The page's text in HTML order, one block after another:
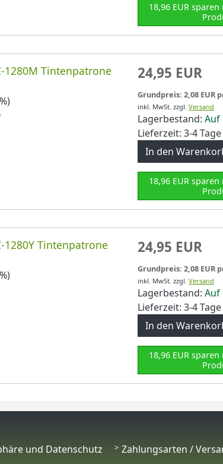
18,96 EUR
1280M Tintenpatrone
24,95 EUR
Grundpreis: 2,08 EUR
inkl. MwSt. zzgl. Versand
Lagerbestand: Auf
Lieferzeit: 3-4 Tage
In den
18,96 EUR
Tintenpatrone
24,95 EUR
Grundpreis: 2,08 EUR
inkl. MwSt. zzgl. Versand
Lagerbestand: Auf
Lieferzeit: 3-4 Tage
In den
18,96 EUR
und Datenschutz Zahlungsarten /